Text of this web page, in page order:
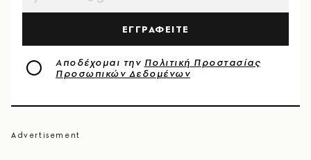
ΕΓΓΡΑΦΕΙΤΕ
Αποδέχομαι την Πολιτική Προστασίας
Προσωπικών Δεδομένων